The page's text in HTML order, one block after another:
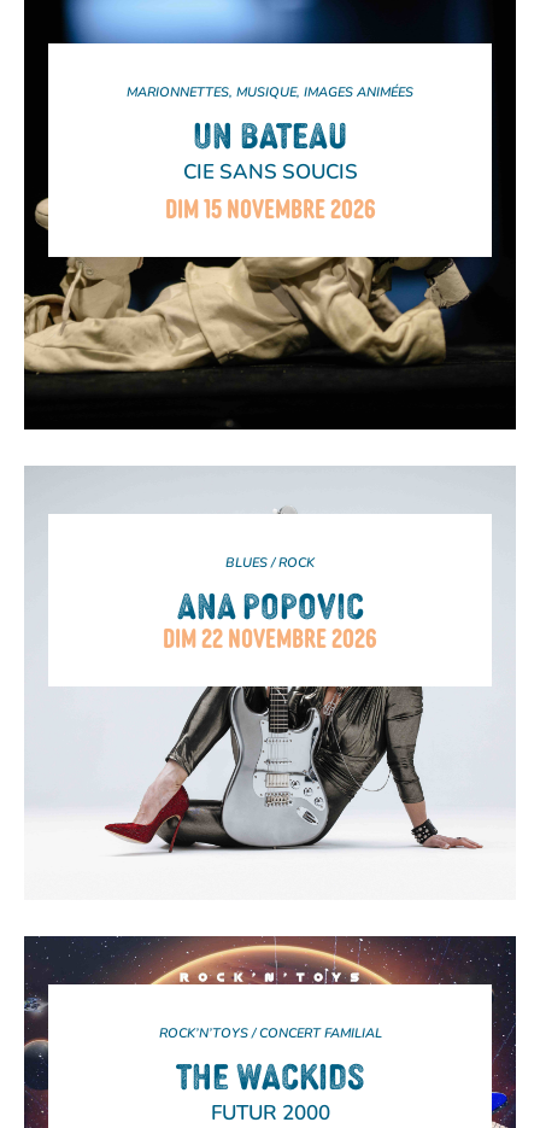
MARIONNETTES, MUSIQUE, IMAGES ANIMÉES
UN BATEAU
CIE SANS SOUCIS
DIM 15 NOVEMBRE 2026
BLUES / ROCK
ANA POPOVIC
DIM 22 NOVEMBRE 2026
ROCK’N’TOYS / CONCERT FAMILIAL
THE WACKIDS
FUTUR 2000